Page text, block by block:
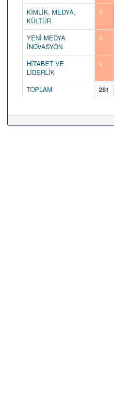
KİMLİK, MEDYA,
KÜLTÜR
0
YENİ MEDYA
İNOVASYON
0
HİTABET VE
LİDERLİK
0
TOPLAM 281